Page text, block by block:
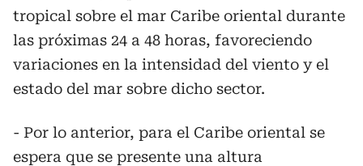
tropical sobre el mar Caribe oriental durante
las próximas 24 a 48 horas, favoreciendo
variaciones en la intensidad del viento y el
estado del mar sobre dicho sector.
- Por lo anterior, para el Caribe oriental se
espera que se presente una altura